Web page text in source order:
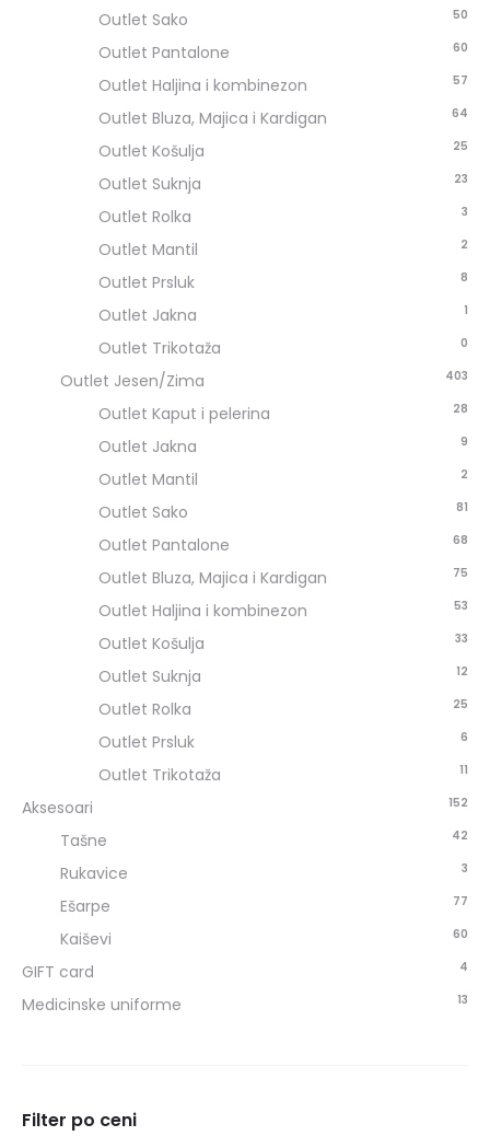
Outlet Sako 50
Outlet Pantalone 60
Outlet Haljina i kombinezon 57
Outlet Bluza, Majica i Kardigan 64
Outlet Košulja 25
Outlet Suknja 23
Outlet Rolka 3
Outlet Mantil 2
Outlet Prsluk 8
Outlet Jakna 1
Outlet Trikotaža 0
Outlet Jesen/Zima 403
Outlet Kaput i pelerina 28
Outlet Jakna 9
Outlet Mantil 2
Outlet Sako 81
Outlet Pantalone 68
Outlet Bluza, Majica i Kardigan 75
Outlet Haljina i kombinezon 53
Outlet Košulja 33
Outlet Suknja 12
Outlet Rolka 25
Outlet Prsluk 6
Outlet Trikotaža 11
Aksesoari 152
Tašne 42
Rukavice 3
Ešarpe 77
Kaiševi 60
GIFT card 4
Medicinske uniforme 13
Filter po ceni